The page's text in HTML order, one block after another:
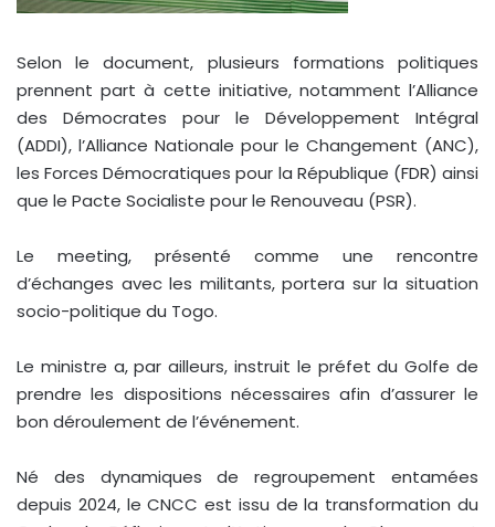
Selon le document, plusieurs formations politiques
prennent part à cette initiative, notamment l’Alliance
des Démocrates pour le Développement Intégral
(ADDI), l’Alliance Nationale pour le Changement (ANC),
les Forces Démocratiques pour la République (FDR) ainsi
que le Pacte Socialiste pour le Renouveau (PSR).
Le meeting, présenté comme une rencontre
d’échanges avec les militants, portera sur la situation
socio-politique du Togo.
Le ministre a, par ailleurs, instruit le préfet du Golfe de
prendre les dispositions nécessaires afin d’assurer le
bon déroulement de l’événement.
Né des dynamiques de regroupement entamées
depuis 2024, le CNCC est issu de la transformation du